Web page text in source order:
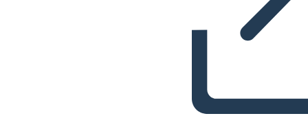
Character Map